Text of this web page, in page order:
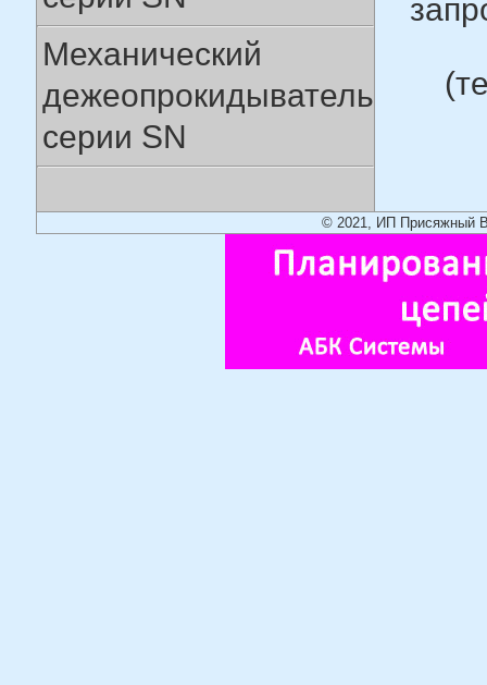
Механический
дежеопрокидыватель
серии SN
© 2021, ИП Присяжный